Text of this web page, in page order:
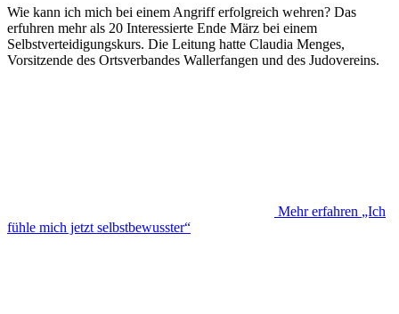
Wie kann ich mich bei einem Angriff erfolgreich wehren? Das
erfuhren mehr als 20 Interessierte Ende März bei einem
Selbstverteidigungskurs. Die Leitung hatte Claudia Menges,
Vorsitzende des Ortsverbandes Wallerfangen und des Judovereins.
Mehr erfahren „Ich
fühle mich jetzt selbstbewusster“